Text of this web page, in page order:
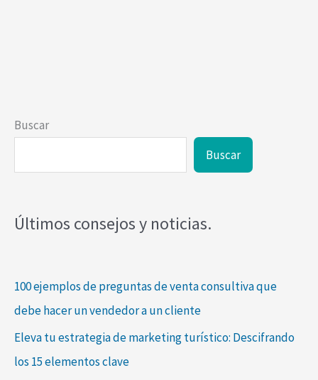
Buscar
Buscar
Últimos consejos y noticias.
100 ejemplos de preguntas de venta consultiva que
debe hacer un vendedor a un cliente
Eleva tu estrategia de marketing turístico: Descifrando
los 15 elementos clave